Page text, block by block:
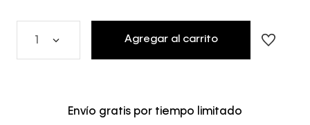
Agregar al carrito
Envío gratis por tiempo limitado